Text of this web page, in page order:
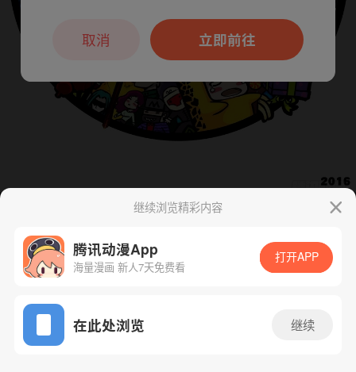
App免费看
下一话 腾漫App免费看
继续浏览精彩内容
腾讯动漫App
海量漫画 新人7天免费看
打开APP
在此处浏览 继续
本章节仅支持App阅读，可打开App新用
户7天免费看立即前往
取消